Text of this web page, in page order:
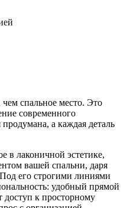
спальное место. Это
современного
а каждая деталь
в лаконичной эстетике,
вашей спальни, даря
его строгими линиями
удобный прямой
к просторному